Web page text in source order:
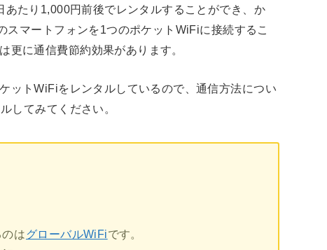
たり1,000円前後でレンタルすることができ、か
スマートフォンを1つのポケットWiFiに接続するこ
更に通信費節約効果があります。
ットWiFiをレンタルしているので、通信方法につい
してみてください。
はグローバルWiFiです。